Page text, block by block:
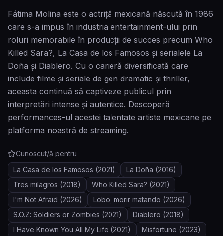
Fátima Molina este o actriță mexicană născută în 1986
care s-a impus în industria entertainment-ului prin
roluri memorabile în producții de succes precum Who
Killed Sara?, La Casa de los Famosos și serialele La
Doña și Diablero. Cu o carieră diversificată care
include filme și seriale de gen dramatic și thriller,
aceasta continuă să captiveze publicul prin
interpretări intense și autentice. Descoperă
performances-ul acestei talentate artiste mexicane pe
platforma noastră de streaming.
Cunoscut/ă pentru
La Casa de los Famosos (2021) La Doña (2016)
Tres milagros (2018) Who Killed Sara? (2021)
I'm Not Afraid (2026) Lobo, morir matando (2026)
S.O.Z: Soldiers or Zombies (2021) Diablero (2018)
I Have Known You All My Life (2021) Misfortune (2023)